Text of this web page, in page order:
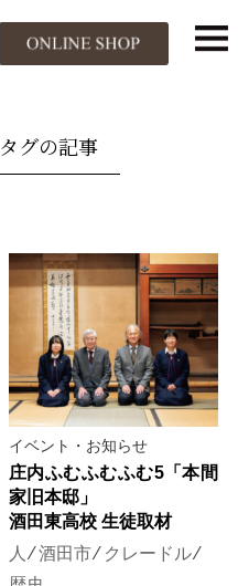
タグの記事
イベント・お知らせ
庄内ふむふむふむ5「本間
家旧本邸」
酒田東高校 生徒取材
人 ⁄酒田市⁄ クレードル⁄